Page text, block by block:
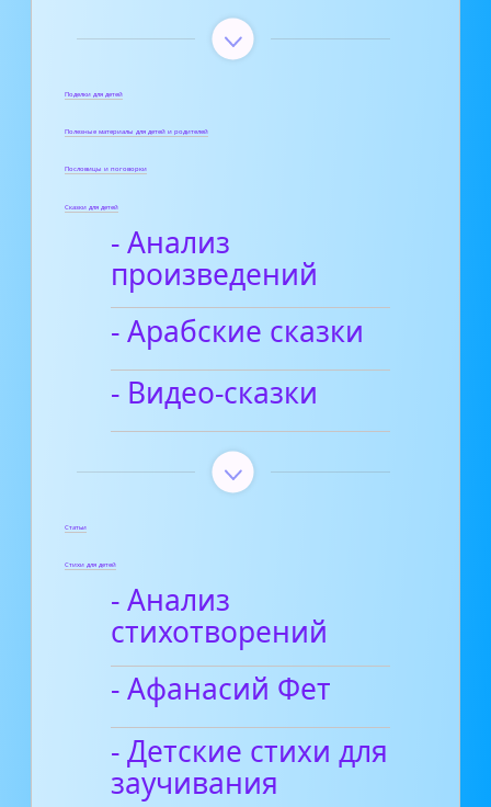
Поделки для детей
Полезные материалы для детей и родителей
Пословицы и поговорки
Сказки для детей
- Анализ
произведений
- Арабские сказки
- Видео-сказки
Статьи
Стихи для детей
- Анализ
стихотворений
- Афанасий Фет
- Детские стихи для
заучивания